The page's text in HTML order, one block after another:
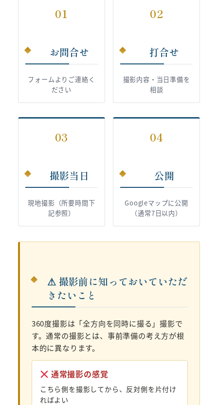
01
お問合せ
フォームよりご連絡く
ださい
02
打合せ
撮影内容・当日準備を
相談
03
撮影当日
現地撮影（所要時間下
記参照）
04
公開
Googleマップに公開
（通常7日以内）
⚠ 撮影前に知っておいていただ
きたいこと
360度撮影は「全方向を同時に撮る」撮影で
す。通常の撮影とは、事前準備の考え方が根
本的に異なります。
通常撮影の感覚
こちら側を撮影してから、反対側を片付け
ればよい